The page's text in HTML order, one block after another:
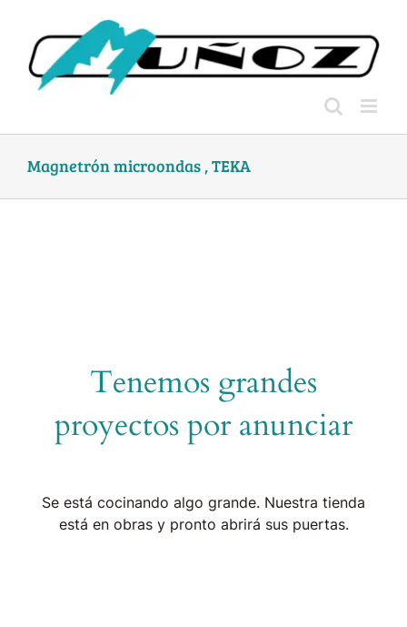
content
Magnetrón microondas , TEKA
Tenemos grandes
proyectos por anunciar
Se está cocinando algo grande. Nuestra tienda
está en obras y pronto abrirá sus puertas.